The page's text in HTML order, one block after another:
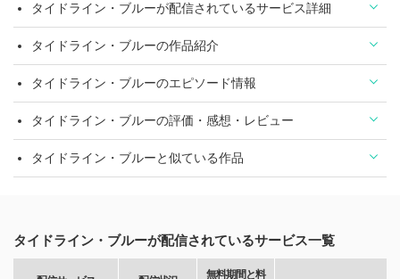
タイドライン・ブルーが配信されているサービス詳細
タイドライン・ブルーの作品紹介
タイドライン・ブルーのエピソード情報
タイドライン・ブルーの評価・感想・レビュー
タイドライン・ブルーと似ている作品
タイドライン・ブルーが配信されているサービス一覧
無料期間と料